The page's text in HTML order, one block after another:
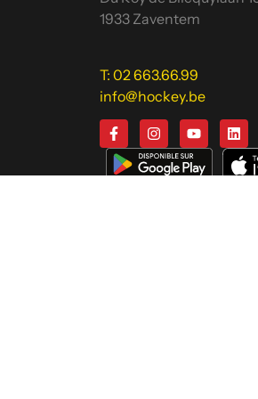
1933 Zaventem
T: 02 663.66.99
info@hockey.be
Nous utilisons des